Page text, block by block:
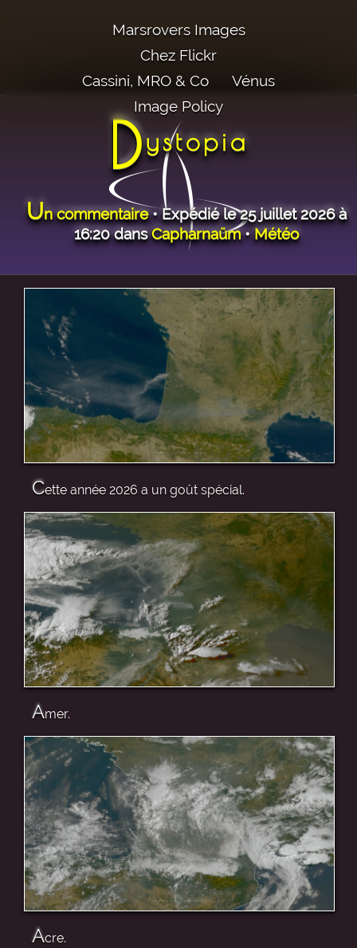
Marsrovers Images
Chez Flickr
Cassini, MRO & Co
Vénus
Image Policy
Dystopia
Un commentaire• Expédié le 25 juillet 2026 à
16:20 dansCapharnaüm•Météo
Cette année 2026 a un goût spécial.
Amer.
Acre.